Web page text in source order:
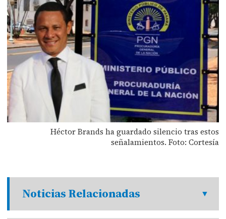
Héctor Brands ha guardado silencio tras estos
señalamientos. Foto: Cortesía
Noticias Relacionadas